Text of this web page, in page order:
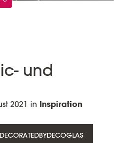
und
2021 in Inspiration